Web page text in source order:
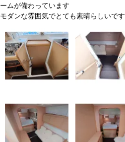
ームが備わっています
モダンな雰囲気でとても素晴らしいです